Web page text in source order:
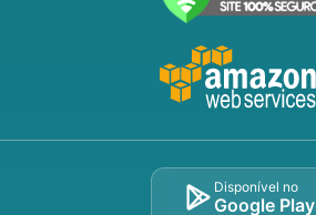
Disponível no
Google Play